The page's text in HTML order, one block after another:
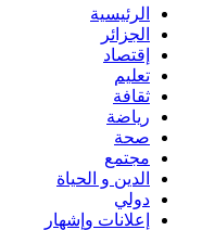
الرئيسية
الجزائر
إقتصاد
تعليم
ثقافة
رياضة
صحة
مجتمع
الدين و الحياة
دولي
إعلانات وإشهار